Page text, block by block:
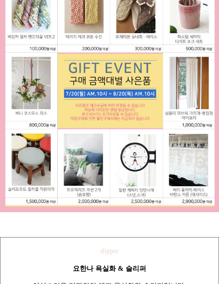
slipper
요한나 욕실화 & 슬리퍼